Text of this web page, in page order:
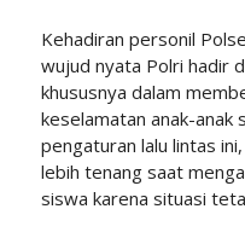
Kehadiran personil
wujud nyata Polri hadir
khususnya dalam
keselamatan anak-anak
pengaturan lalu lintas
lebih tenang saat
siswa karena situasi